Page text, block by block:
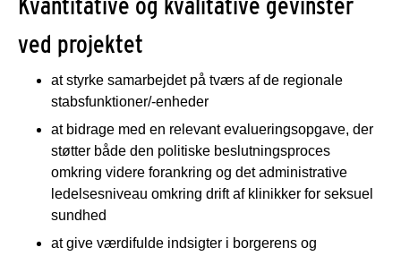
ved projektet
at styrke samarbejdet på tværs af de regionale
stabsfunktioner/-enheder
at bidrage med en relevant evalueringsopgave, der
støtter både den politiske beslutningsproces
omkring videre forankring og det administrative
ledelsesniveau omkring drift af klinikker for seksuel
sundhed
at give værdifulde indsigter i borgerens og